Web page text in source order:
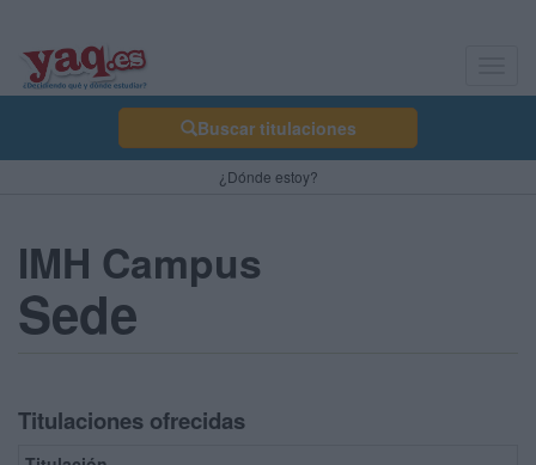
Buscar titulaciones
¿Dónde estoy?
IMH Campus
Sede
Titulaciones ofrecidas